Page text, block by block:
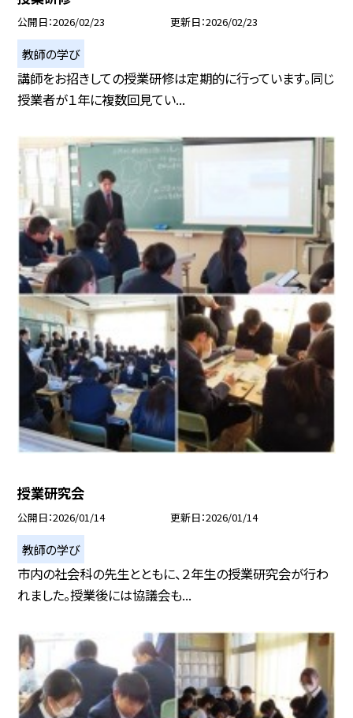
公開日 2026/02/23 更新日 2026/02/23
教師の学び
講師をお招きしての授業研修は定期的に行っています。同じ
授業者が１年に複数回見てい...
授業研究会
公開日 2026/01/14 更新日 2026/01/14
教師の学び
市内の社会科の先生とともに、２年生の授業研究会が行わ
れました。授業後には協議会も...